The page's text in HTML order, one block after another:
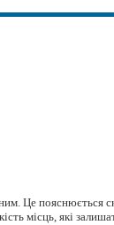
Це пояснюється
місць, які